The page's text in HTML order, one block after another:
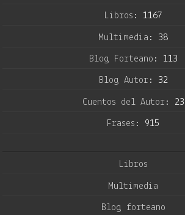
Libros: 1167
Multimedia: 38
Blog Forteano: 113
Blog Autor: 32
Cuentos del Autor: 23
Frases: 915
Libros
Multimedia
Blog forteano